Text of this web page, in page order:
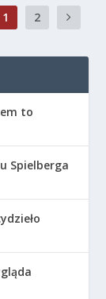
1 2
to
Spielberga